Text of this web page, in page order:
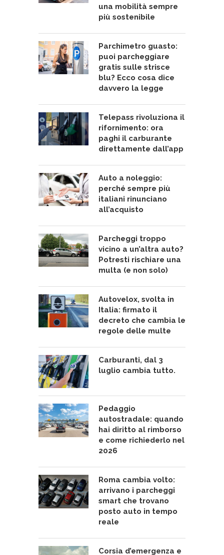
una mobilità sempre
più sostenibile
Parchimetro guasto:
puoi parcheggiare
gratis sulle strisce
blu? Ecco cosa dice
davvero la legge
Telepass rivoluziona il
rifornimento: ora
paghi il carburante
direttamente dall’app
Auto a noleggio:
perché sempre più
italiani rinunciano
all’acquisto
Parcheggi troppo
vicino a un’altra auto?
Potresti rischiare una
multa (e non solo)
Autovelox, svolta in
Italia: firmato il
decreto che cambia le
regole delle multe
Carburanti, dal 3
luglio cambia tutto.
Pedaggio
autostradale: quando
hai diritto al rimborso
e come richiederlo nel
2026
Roma cambia volto:
arrivano i parcheggi
smart che trovano
posto auto in tempo
reale
Corsia d’emergenza e